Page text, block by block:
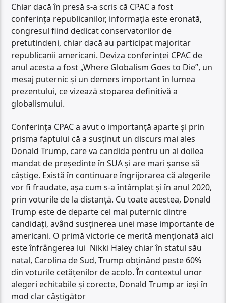
Chiar dacă în presă s-a scris că CPAC a fost
conferința republicanilor, informația este eronată,
congresul fiind dedicat conservatorilor de
pretutindeni, chiar dacă au participat majoritar
republicanii americani. Deviza conferinței CPAC de
anul acesta a fost „Where Globalism Goes to Die”, un
mesaj puternic și un demers important în lumea
prezentului, ce vizează stoparea definitivă a
globalismului.
Conferința CPAC a avut o importanță aparte și prin
prisma faptului că a susținut un discurs mai ales
Donald Trump, care va candida pentru un al doilea
mandat de președinte în SUA și are mari șanse să
câștige. Există în continuare îngrijorarea că alegerile
vor fi fraudate, așa cum s-a întâmplat și în anul 2020,
prin voturile de la distanță. Cu toate acestea, Donald
Trump este de departe cel mai puternic dintre
candidați, având susținerea unei mase importante de
americani. O primă victorie ce merită menționată aici
este înfrângerea lui Nikki Haley chiar în statul său
natal, Carolina de Sud, Trump obținând peste 60%
din voturile cetățenilor de acolo. În contextul unor
alegeri echitabile și corecte, Donald Trump ar ieși în
mod clar câștigător